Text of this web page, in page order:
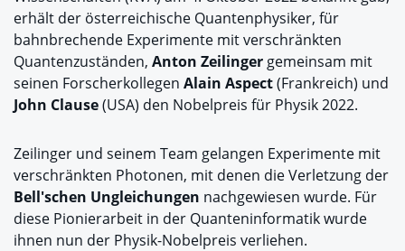
erhält der österreichische Quantenphysiker, für
bahnbrechende Experimente mit verschränkten
Quantenzuständen, Anton Zeilinger gemeinsam mit
seinen Forscherkollegen Alain Aspect(Frankreich) und
John Clause(USA) den Nobelpreis für Physik 2022.
Zeilinger und seinem Team gelangen Experimente mit
verschränkten Photonen, mit denen die Verletzung der
Bell'schen Ungleichungen nachgewiesen wurde. Für
diese Pionierarbeit in der Quanteninformatik wurde
ihnen nun der Physik-Nobelpreis verliehen.